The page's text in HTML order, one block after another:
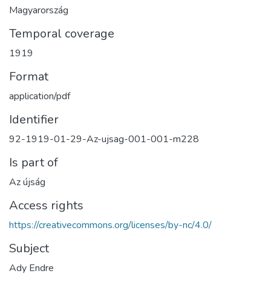
Magyarország
Temporal coverage
1919
Format
application/pdf
Identifier
92-1919-01-29-Az-ujsag-001-001-m228
Is part of
Az újság
Access rights
https://creativecommons.org/licenses/by-nc/4.0/
Subject
Ady Endre